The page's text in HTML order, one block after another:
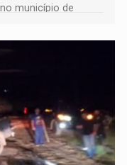
município de